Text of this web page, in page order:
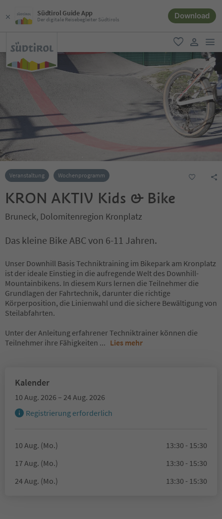
Südtirol Guide App
Der digitale Reisebegleiter Südtirols Download
favorit
user link
Veranstaltung Wochenprogramm
KRON AKTIV Kids & Bike
Bruneck, Dolomitenregion Kronplatz
Das kleine Bike ABC von 6-11 Jahren.
Unser Downhill Basis Techniktraining im Bikepark am Kronplatz
ist der ideale Einstieg in die aufregende Welt des Downhill-
Mountainbikens. In diesem Kurs lernen die Teilnehmer die
Grundlagen der Fahrtechnik, darunter die richtige
Körperposition, die Linienwahl und die sichere Bewältigung von
Steilabfahrten.
Unter der Anleitung erfahrener Techniktrainer können die
Teilnehmer ihre Fähigkeiten ... Lies mehr
Kalender
10 Aug. 2026 – 24 Aug. 2026
Registrierung erforderlich
10 Aug. (Mo.)
13:30 - 15:30
17 Aug. (Mo.)
13:30 - 15:30
24 Aug. (Mo.)
13:30 - 15:30